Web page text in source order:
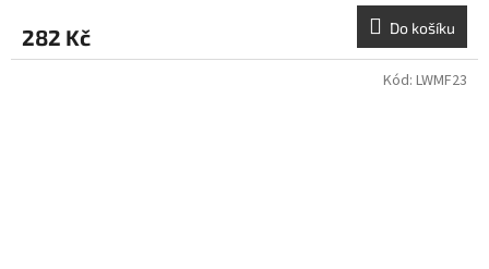
282 Kč Do košíku
Kód: LWMF23